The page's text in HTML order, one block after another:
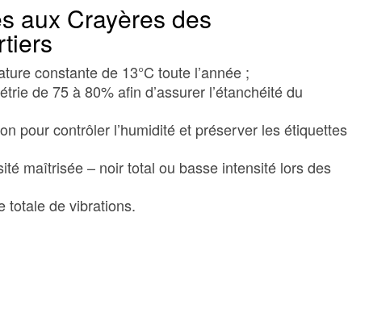
aux Crayères des
constante de 13°C toute l’année ;
de 75 à 80% afin d’assurer l’étanchéité du
pour contrôler l’humidité et préserver les étiquettes
maîtrisée – noir total ou basse intensité lors des
totale de vibrations.